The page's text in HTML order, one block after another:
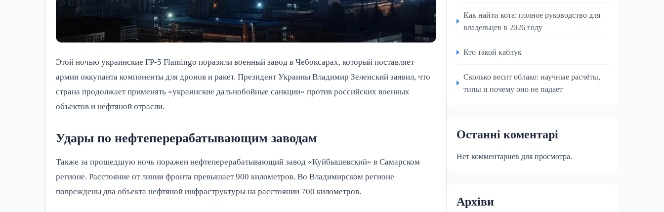
Этой ночью украинские FP-5 Flamingo поразили военный завод в Чебоксарах, который поставляет
армии оккупанта компоненты для дронов и ракет. Президент Украины Владимир Зеленский заявил, что
страна продолжает применять «украинские дальнобойные санкции» против российских военных
объектов и нефтяной отрасли.
Удары по нефтеперерабатывающим заводам
Также за прошедшую ночь поражен нефтеперерабатывающий завод «Куйбышевский» в Самарском
регионе. Расстояние от линии фронта превышает 900 километров. Во Владимирском регионе
повреждены два объекта нефтяной инфраструктуры на расстоянии 700 километров.
Как найти кота: полное руководство для
владельцев в 2026 году
Кто такой каблук
Сколько весит облако: научные расчёты,
типы и почему оно не падает
Останні коментарі
Нет комментариев для просмотра.
Архіви